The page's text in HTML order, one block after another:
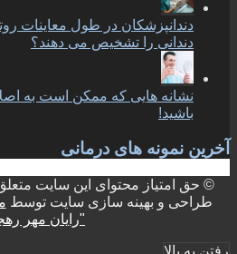
دندانپزشکان در طول معاینات
دندانی را تشخیص می دهند؟
نشانه هایی که ممکن است به
باشید!
آخرین نمونه های درمانی
© حق امتیاز محتوای این سایت
طراحی و بهینه سازی سایت توسط
"رایان مهر
رفتن به بالا